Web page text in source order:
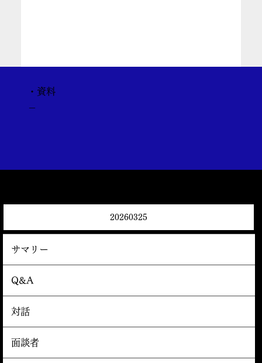
・資料
－
20260325
サマリー
Q&A
対話
面談者